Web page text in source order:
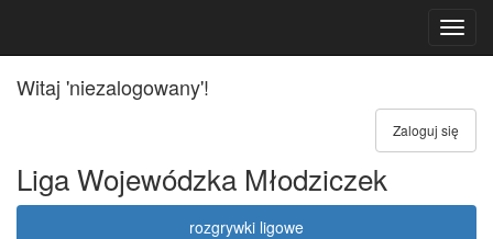
Witaj 'niezalogowany'!
Zaloguj się
Liga Wojewódzka Młodziczek
rozgrywki ligowe